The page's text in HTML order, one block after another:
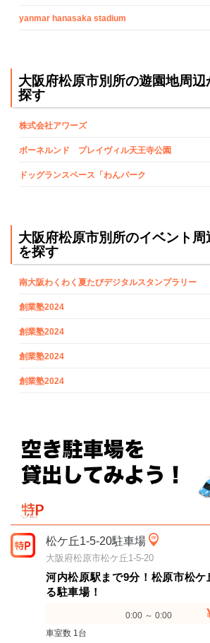
yanmar hanasaka stadium
大阪府松原市別所の遊園地周辺
探す
株式会社アワーズ
ボーネルンド プレイヴィル天王寺公園
ドッグランスペース「わんパーク
大阪府松原市別所のイベント
を探す
南大阪わくわく夏たびデジタルスタンプラリー
創業塾2024
創業塾2024
創業塾2024
創業塾2024
松ケ丘1-5-20駐車場
大阪府松原市松ケ丘1-5-20
河内松原駅まで9分！松原市松ケ
る駐車場！
0:00 ～ 0:00
車室数 1台